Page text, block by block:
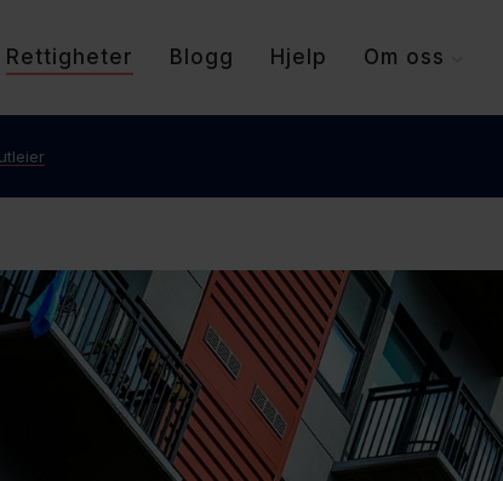
Rettigheter Blogg Hjelp Om oss